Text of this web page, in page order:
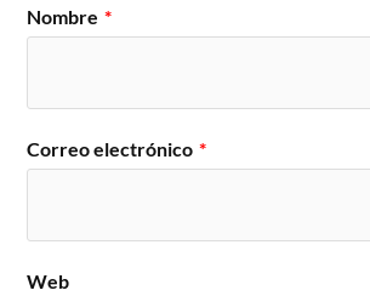
Nombre *
Correo electrónico *
Web